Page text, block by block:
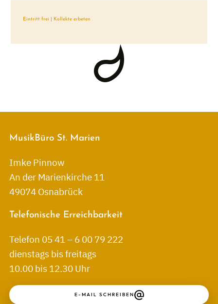
Eintritt frei | Kollekte erbeten
MusikBüro St. Marien
Imke Pinnow
An der Marienkirche 11
49074 Osnabrück
Telefonische Erreichbarkeit
Telefon 05 41 – 6 00 79 222
dienstags bis freitags
10.00 bis 12.30 Uhr
E-MAIL SCHREIBEN